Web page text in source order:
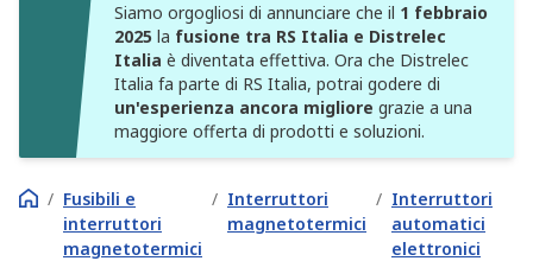
Siamo orgogliosi di annunciare che il 1 febbraio
2025 la fusione tra RS Italia e Distrelec
Italia è diventata effettiva. Ora che Distrelec
Italia fa parte di RS Italia, potrai godere di
un'esperienza ancora migliore grazie a una
maggiore offerta di prodotti e soluzioni.
/ Fusibili e
interruttori
magnetotermici
/ Interruttori
magnetotermici
/ Interruttori
automatici
elettronici